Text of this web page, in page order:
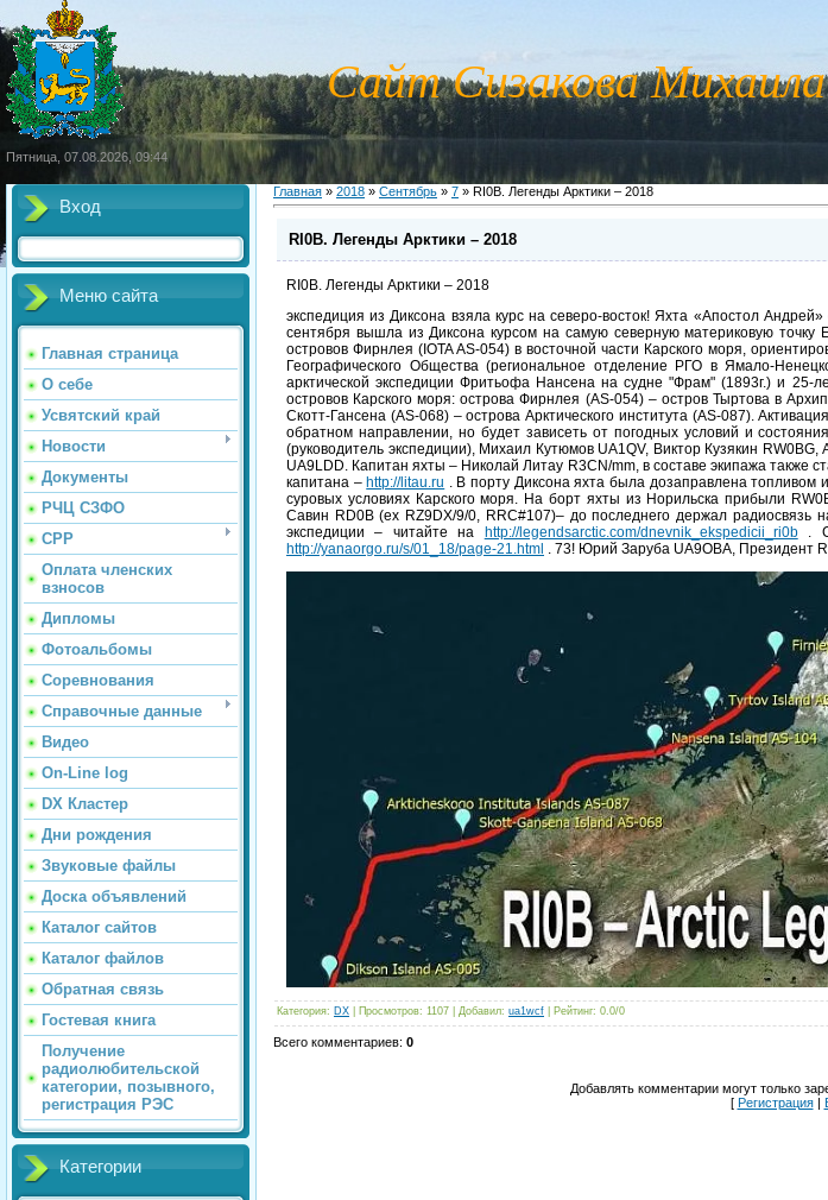
Пятница, 07.08.2026, 09:44
Сайт Сизакова
Вход
Меню сайта
Главная страница
О себе
Усвятский край
Новости
Документы
РЧЦ СЗФО
СРР
Оплата членских
взносов
Дипломы
Фотоальбомы
Соревнования
Справочные данные
Видео
On-Line log
DX Кластер
Дни рождения
Звуковые файлы
Доска объявлений
Каталог сайтов
Каталог файлов
Обратная связь
Гостевая книга
Получение
радиолюбительской
категории, позывного,
регистрация РЭС
Категории
Главная » 2018 » Сентябрь » 7 » RI0B. Легенды Арктики – 2018
RI0B. Легенды Арктики – 2018
RI0B. Легенды Арктики – 2018
экспедиция из Диксона взяла курс на северо-восток! Яхта «Апостол
сентября вышла из Диксона курсом на самую северную материковую
островов Фирнлея (IOTA AS-054) в восточной части Карского моря,
Географического Общества (региональное отделение РГО в Ямало-
арктической экспедиции Фритьофа Нансена на судне "Фрам" (1893г.) и 25-
островов Карского моря: острова Фирнлея (AS-054) – остров Тыртова в
Скотт-Гансена (AS-068) – острова Арктического института (AS-087).
обратном направлении, но будет зависеть от погодных условий и
(руководитель экспедиции), Михаил Кутюмов UA1QV, Виктор Кузякин
UA9LDD. Капитан яхты – Николай Литау R3CN/mm, в составе экипажа также
капитана –http://litau.ru . В порту Диксона яхта была дозаправлена топливом
суровых условиях Карского моря. На борт яхты из Норильска прибыли
Савин RD0B (ex RZ9DX/9/0, RRC#107)– до последнего держал радиосвязь
экспедиции – читайте на http://legendsarctic.com/dnevnik_ekspedicii_ri0b.
http://yanaorgo.ru/s/01_18/page-21.html . 73! Юрий Заруба UA9OBA, Президент
Категория: DX Просмотров: 1107 | Добавил: ua1wcf Рейтинг: 0.0/0
Всего комментариев: 0
Добавлять комментарии могут только
[ Регистрация|